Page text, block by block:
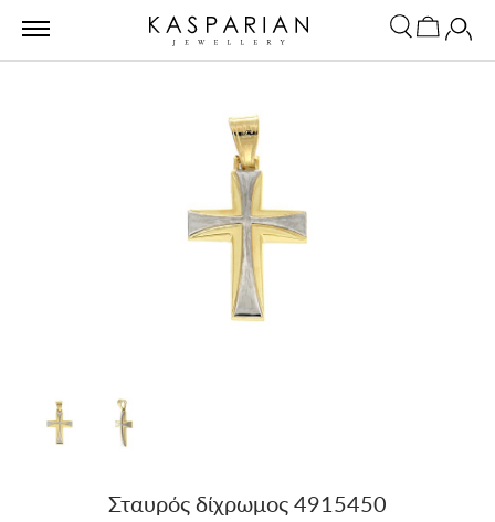
Σταυρός δίχρωμος 4915450